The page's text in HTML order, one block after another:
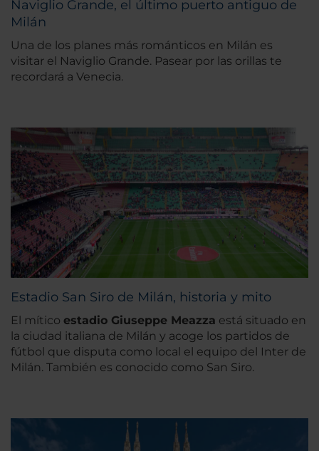
Naviglio Grande, el último puerto antiguo de
Milán
Una de los planes más románticos en Milán es
visitar el Naviglio Grande. Pasear por las orillas te
recordará a Venecia.
Estadio San Siro de Milán, historia y mito
El mítico estadio Giuseppe Meazza está situado en
la ciudad italiana de Milán y acoge los partidos de
fútbol que disputa como local el equipo del Inter de
Milán. También es conocido como San Siro.